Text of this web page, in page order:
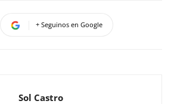
+ Seguinos en Google
Sol Castro